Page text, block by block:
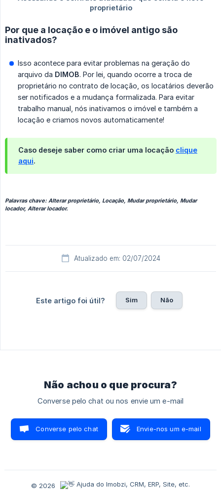
Por que a locação e o imóvel antigo são
inativados?
Isso acontece para evitar problemas na geração do
arquivo da DIMOB. Por lei, quando ocorre a troca de
proprietário no contrato de locação, os locatários deverão
ser notificados e a mudança formalizada. Para evitar
trabalho manual, nós inativamos o imóvel e também a
locação e criamos novos automaticamente!
Caso deseje saber como criar uma locação clique
aqui.
Palavras chave: Alterar proprietário, Locação, Mudar proprietário, Mudar
locador, Alterar locador.
Atualizado em: 02/07/2024
Este artigo foi útil? Sim Não
Não achou o que procura?
Converse pelo chat ou nos envie um e-mail
Converse pelo chat Envie-nos um e-mail
© 2026